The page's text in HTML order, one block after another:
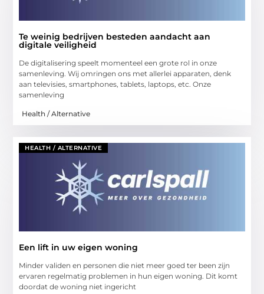
Te weinig bedrijven besteden aandacht aan
digitale veiligheid
De digitalisering speelt momenteel een grote rol in onze
samenleving. Wij omringen ons met allerlei apparaten, denk
aan televisies, smartphones, tablets, laptops, etc. Onze
samenleving
Health / Alternative
HEALTH / ALTERNATIVE
Een lift in uw eigen woning
Minder validen en personen die niet meer goed ter been zijn
ervaren regelmatig problemen in hun eigen woning. Dit komt
doordat de woning niet ingericht